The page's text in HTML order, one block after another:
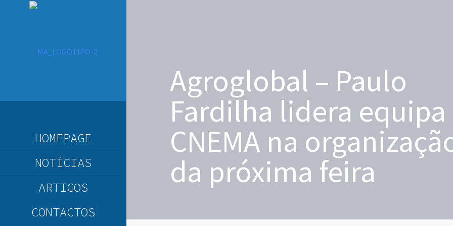
HOMEPAGE
NOTÍCIAS
ARTIGOS
CONTACTOS
Agroglobal – Paulo
Fardilha lidera
CNEMA na
da próxima feira